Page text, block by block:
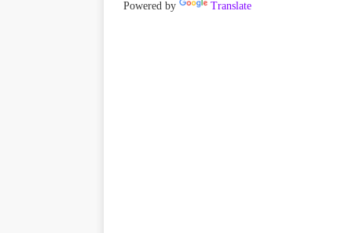
Powered by Translate